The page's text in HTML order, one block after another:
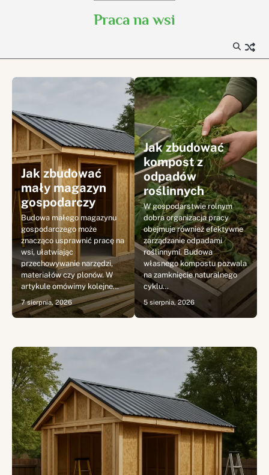
Praca na wsi
Jak zbudować
mały magazyn
gospodarczy
Budowa małego magazynu
gospodarczego może
znacząco usprawnić pracę na
wsi, ułatwiając
przechowywanie narzędzi,
materiałów czy plonów. W
artykule omówimy kolejne…
7 sierpnia, 2026
Jak zbudować
kompost z
odpadów
roślinnych
W gospodarstwie rolnym
dobra organizacja pracy
obejmuje również efektywne
zarządzanie odpadami
roślinnymi. Budowa
własnego kompostu pozwala
na zamknięcie naturalnego
cyklu…
5 sierpnia, 2026